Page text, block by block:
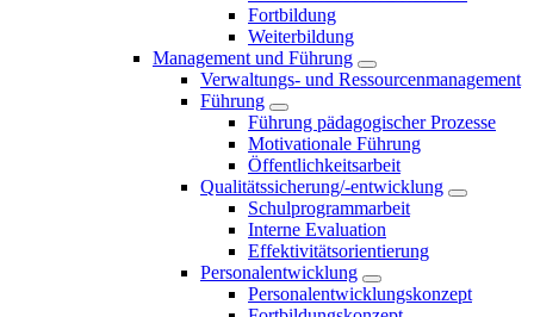
Fortbildung
Weiterbildung
Management und Führung
Verwaltungs- und Ressourcenmanagement
Führung
Führung pädagogischer Prozesse
Motivationale Führung
Öffentlichkeitsarbeit
Qualitätssicherung/-entwicklung
Schulprogrammarbeit
Interne Evaluation
Effektivitätsorientierung
Personalentwicklung
Personalentwicklungskonzept